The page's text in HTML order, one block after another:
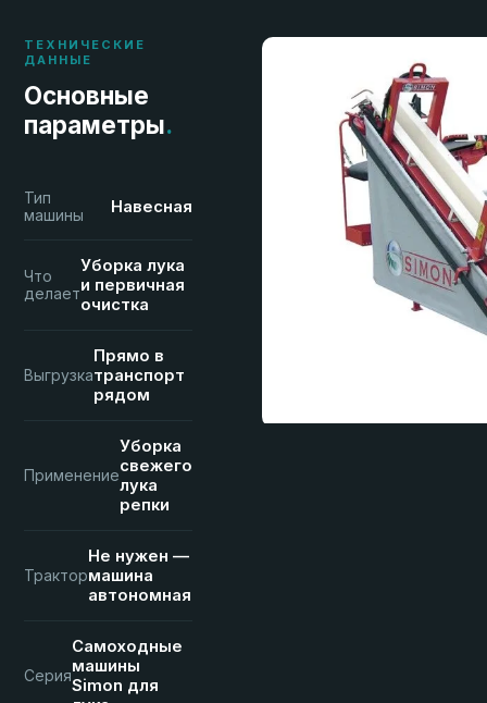
ТЕХНИЧЕСКИЕ
ДАННЫЕ
Основные
параметры.
Тип
машины
Навесная
Что
делает
Уборка лука
и первичная
очистка
Выгрузка
Прямо в
транспорт
рядом
Применение
Уборка
свежего
лука
репки
Трактор
Не нужен —
машина
автономная
Серия
Самоходные
машины
Simon для